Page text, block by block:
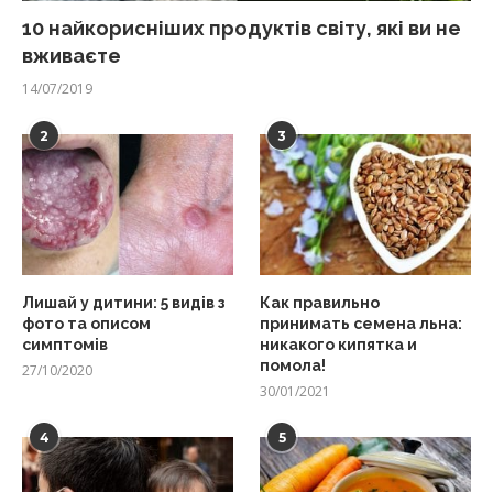
10 найкорисніших продуктів світу, які ви не
вживаєте
14/07/2019
2
Лишай у дитини: 5 видів з
фото та описом
симптомів
27/10/2020
3
Как правильно
принимать семена льна:
никакого кипятка и
помола!
30/01/2021
4 5